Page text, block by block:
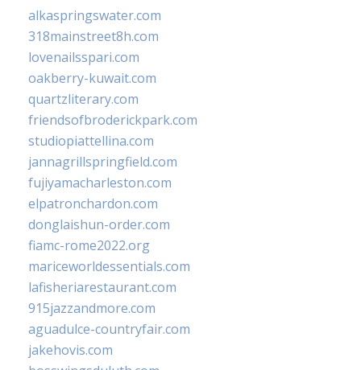
alkaspringswater.com
318mainstreet8h.com
lovenailsspari.com
oakberry-kuwait.com
quartzliterary.com
friendsofbroderickpark.com
studiopiattellina.com
jannagrillspringfield.com
fujiyamacharleston.com
elpatronchardon.com
donglaishun-order.com
fiamc-rome2022.org
mariceworldessentials.com
lafisheriarestaurant.com
915jazzandmore.com
aguadulce-countryfair.com
jakehovis.com